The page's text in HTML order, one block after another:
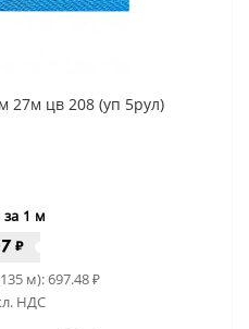
27м цв 208 (уп 5рул)
1 м
₽
м):697.48₽
НДС